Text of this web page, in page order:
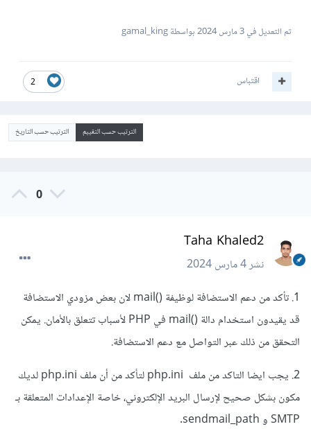
تم التعديل في3 مارس 2024 بواسطة gamal_king
2 اقتباس
الترتيب حسب التقييم الترتيب حسب التاريخ
0
Taha Khaled2
نشر4 مارس 2024
1. تأكد من دعم الاستضافة لوظيفة ()mail لان بعض مزودي الاستضافة
قد يقيدون استخدام دالة ()mail في PHP لأسباب تتعلق بالأمان. يمكن
التحقق من ذلك عبر التواصل مع دعم الاستضافة.
2. يجب ايضا التاكد من ملف php.ini لتأكد من أن ملف php.ini لديك
مكون بشكل صحيح لإرسال البريد الإلكتروني، خاصة الإعدادات المتعلقة بـ
SMTP و sendmail_path.